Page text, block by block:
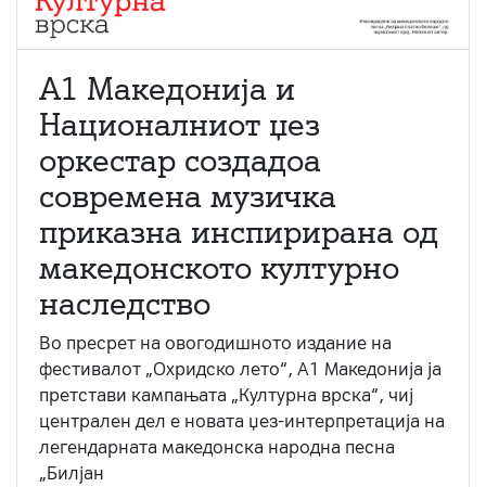
А1 Македонија и
Националниот џез
оркестар создадоа
современа музичка
приказна инспирирана од
македонското културно
наследство
Во пресрет на овогодишното издание на
фестивалот „Охридско лето“, А1 Македонија ја
претстави кампањата „Културна врска“, чиј
централен дел е новата џез-интерпретација на
легендарната македонска народна песна
„Билјан